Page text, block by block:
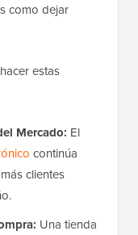
como dejar
estas
Mercado: El
continúa
clientes
Una tienda